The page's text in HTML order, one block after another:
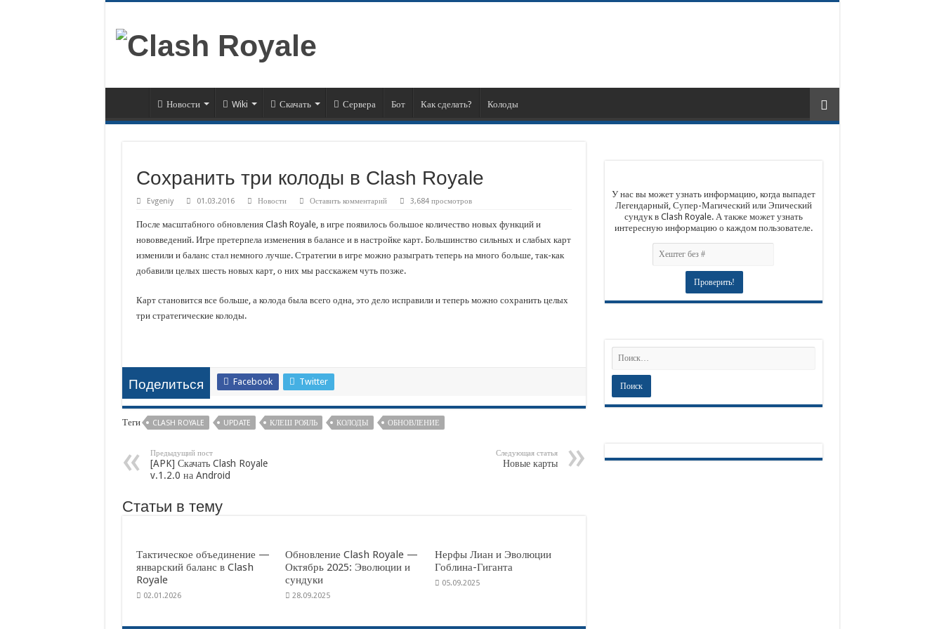
Новости Wiki Скачать Сервера Бот Как сделать? Колоды
Сохранить три колоды в Clash Royale
Evgeniy 01.03.2016 Новости Оставить комментарий 3,684 просмотров
После масштабного обновления Clash Royale, в игре появилось большое количество новых функций и
нововведений. Игре претерпела изменения в балансе и в настройке карт. Большинство сильных и слабых карт
изменили и баланс стал немного лучше. Стратегии в игре можно разыграть теперь на много больше, так-как
добавили целых шесть новых карт, о них мы расскажем чуть позже.
Карт становится все больше, а колода была всего одна, это дело исправили и теперь можно сохранить целых
три стратегические колоды.
Поделиться Facebook Twitter
Теги CLASH ROYALE UPDATE КЛЕШ РОЯЛЬ КОЛОДЫ ОБНОВЛЕНИЕ
Предыдущий пост
[APK] Скачать Clash Royale
v.1.2.0 на Android
Следующая статья
Новые карты
Статьи в тему
Тактическое объединение —
январский баланс в Clash
Royale
02.01.2026
Обновление Clash Royale —
Октябрь 2025: Эволюции и
сундуки
28.09.2025
Нерфы Лиан и Эволюции
Гоблина-Гиганта
05.09.2025
У нас вы может узнать информацию, когда выпадет
Легендарный, Супер-Магический или Эпический
сундук в Clash Royale. А также может узнать
интересную информацию о каждом пользователе.